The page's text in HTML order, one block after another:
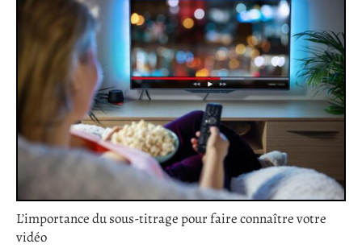
L’importance du sous-titrage pour faire connaître votre
vidéo